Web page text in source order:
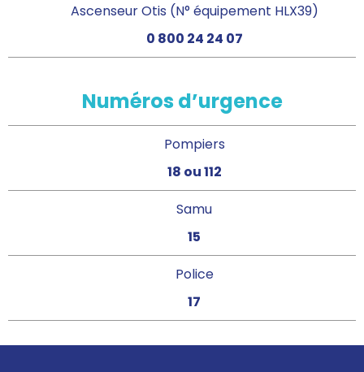
Ascenseur Otis (N° équipement HLX39)
0 800 24 24 07
Numéros d’urgence
Pompiers
18 ou 112
Samu
15
Police
17